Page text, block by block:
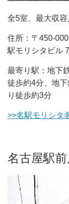
全5室、最大収容
住所：〒450-
駅モリシタビル
最寄り駅：地下
徒歩約4分、地
り徒歩約3分
>>名駅モリシタ
名古屋駅